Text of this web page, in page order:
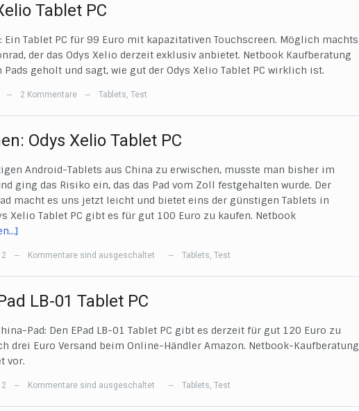
Tablet PC
Tablet PC für 99 Euro mit kapazitativen Touchscreen. Möglich machts
der das Odys Xelio derzeit exklusiv anbietet. Netbook Kaufberatung
geholt und sagt, wie gut der Odys Xelio Tablet PC wirklich ist.
— 2 Kommentare — Tablets, Test
Odys Xelio Tablet PC
Android-Tablets aus China zu erwischen, musste man bisher im
ging das Risiko ein, das das Pad vom Zoll festgehalten wurde. Der
macht es uns jetzt leicht und bietet eins der günstigen Tablets in
Xelio Tablet PC gibt es für gut 100 Euro zu kaufen. Netbook
— Kommentare sind ausgeschaltet — Tablets, Test
LB-01 Tablet PC
Pad: Den EPad LB-01 Tablet PC gibt es derzeit für gut 120 Euro zu
drei Euro Versand beim Online-Händler Amazon. Netbook-Kaufberatung
vor.
— Kommentare sind ausgeschaltet — Tablets, Test